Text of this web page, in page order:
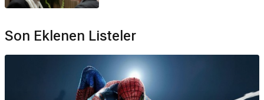
Son Eklenen Listeler